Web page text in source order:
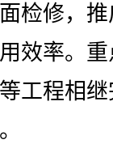
检修，
效率。
工程相